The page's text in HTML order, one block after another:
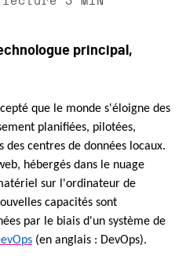
principal,
que le monde s'éloigne des
planifiées, pilotées,
des centres de données locaux.
hébergés dans le nuage
sur l'ordinateur de
capacités sont
par le biais d'un système de
(en anglais : DevOps).